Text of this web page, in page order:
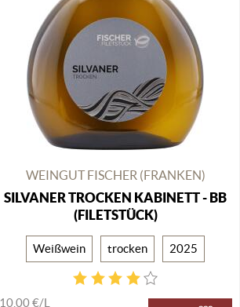
WEINGUT FISCHER (FRANKEN)
SILVANER TROCKEN KABINETT - BB
(FILETSTÜCK)
Weißwein trocken 2025
10,00 €/L